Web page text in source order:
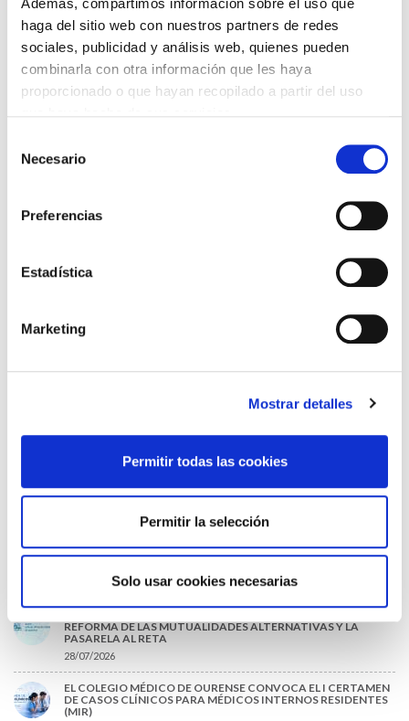
haga del sitio web con nuestros partners de redes
sociales, publicidad y análisis web, quienes pueden
combinarla con otra información que les haya
proporcionado o que hayan recopilado a partir del uso
Necesario
Preferencias
Estadística
Marketing
Mostrar detalles
Permitir todas las cookies
Permitir la selección
Solo usar cookies necesarias
Voltar
Compartir en:
FAI UN COMENTARIO
LA ALIANZA MÉDICA POR LA SALUD PLANETARIA SE ADHIERE
PREMIOS DE LA REAL ACADEMIA DE MEDICINA DE GALICIA
31/07/2026
REFORMA DE LAS MUTUALIDADES ALTERNATIVAS Y LA
PASARELA AL RETA
28/07/2026
EL COLEGIO MÉDICO DE OURENSE CONVOCA EL I CERTAMEN
DE CASOS CLÍNICOS PARA MÉDICOS INTERNOS RESIDENTES
(MIR)